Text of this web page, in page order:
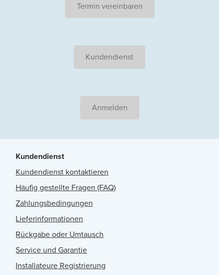
Termin vereinbaren
Kundendienst
Anmelden
Kundendienst
Kundendienst kontaktieren
Häufig gestellte Fragen (FAQ)
Zahlungsbedingungen
Lieferinformationen
Rückgabe oder Umtausch
Service und Garantie
Installateure Registrierung